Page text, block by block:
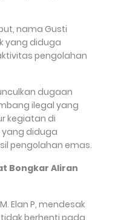
nama Gusti
yang diduga
pengolahan
dugaan
ilegal yang
kegiatan di
diduga
pengolahan emas.
Bongkar Aliran
Elan P, mendesak